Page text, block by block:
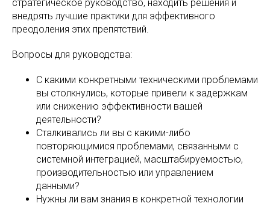
стратегическое руководство, находить решения и
внедрять лучшие практики для эффективного
преодоления этих препятствий.
Вопросы для руководства:
С какими конкретными техническими проблемами
вы столкнулись, которые привели к задержкам
или снижению эффективности вашей
деятельности?
Сталкивались ли вы с какими-либо
повторяющимися проблемами, связанными с
системной интеграцией, масштабируемостью,
производительностью или управлением
данными?
Нужны ли вам знания в конкретной технологии